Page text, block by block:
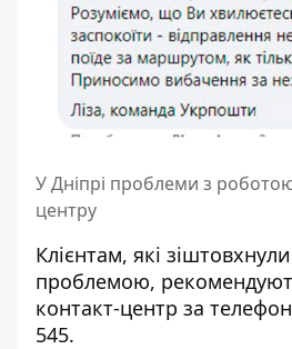
У Дніпрі проблеми з
центру
Клієнтам, які
проблемою,
контакт-центр за
545.